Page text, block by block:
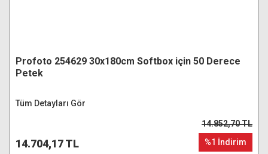
Profoto 254629 30x180cm Softbox için 50 Derece
Petek
Tüm Detayları Gör
14.704,17 TL
14.852,70 TL
%1 İndirim